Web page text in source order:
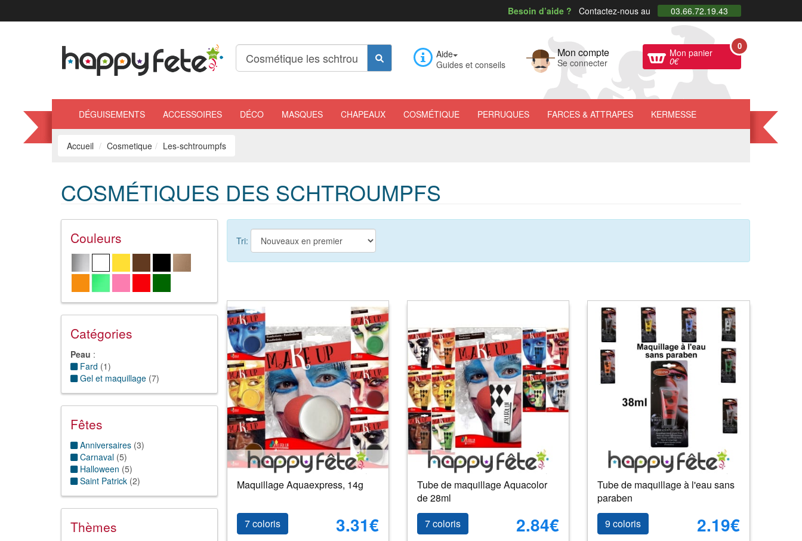
Besoin d’aide ? Contactez-nous au 03.66.72.19.43
Aide
Guides et conseils
Mon compte
Se connecter
Mon panier
0€
0
DÉGUISEMENTS ACCESSOIRES DÉCO MASQUES CHAPEAUX COSMÉTIQUE PERRUQUES FARCES & ATTRAPES KERMESSE
Accueil Cosmetique Les-schtroumpfs
COSMÉTIQUES DES SCHTROUMPFS
Couleurs
Catégories
Peau :
Fard (1)
Gel et maquillage (7)
Fêtes
Anniversaires (3)
Carnaval (5)
Halloween (5)
Saint Patrick (2)
Thèmes
Tri:
Maquillage Aquaexpress, 14g
7 coloris 3.31€
Tube de maquillage Aquacolor
de 28ml
7 coloris
2.84€
Tube de maquillage à l'eau sans
paraben
9 coloris
2.19€